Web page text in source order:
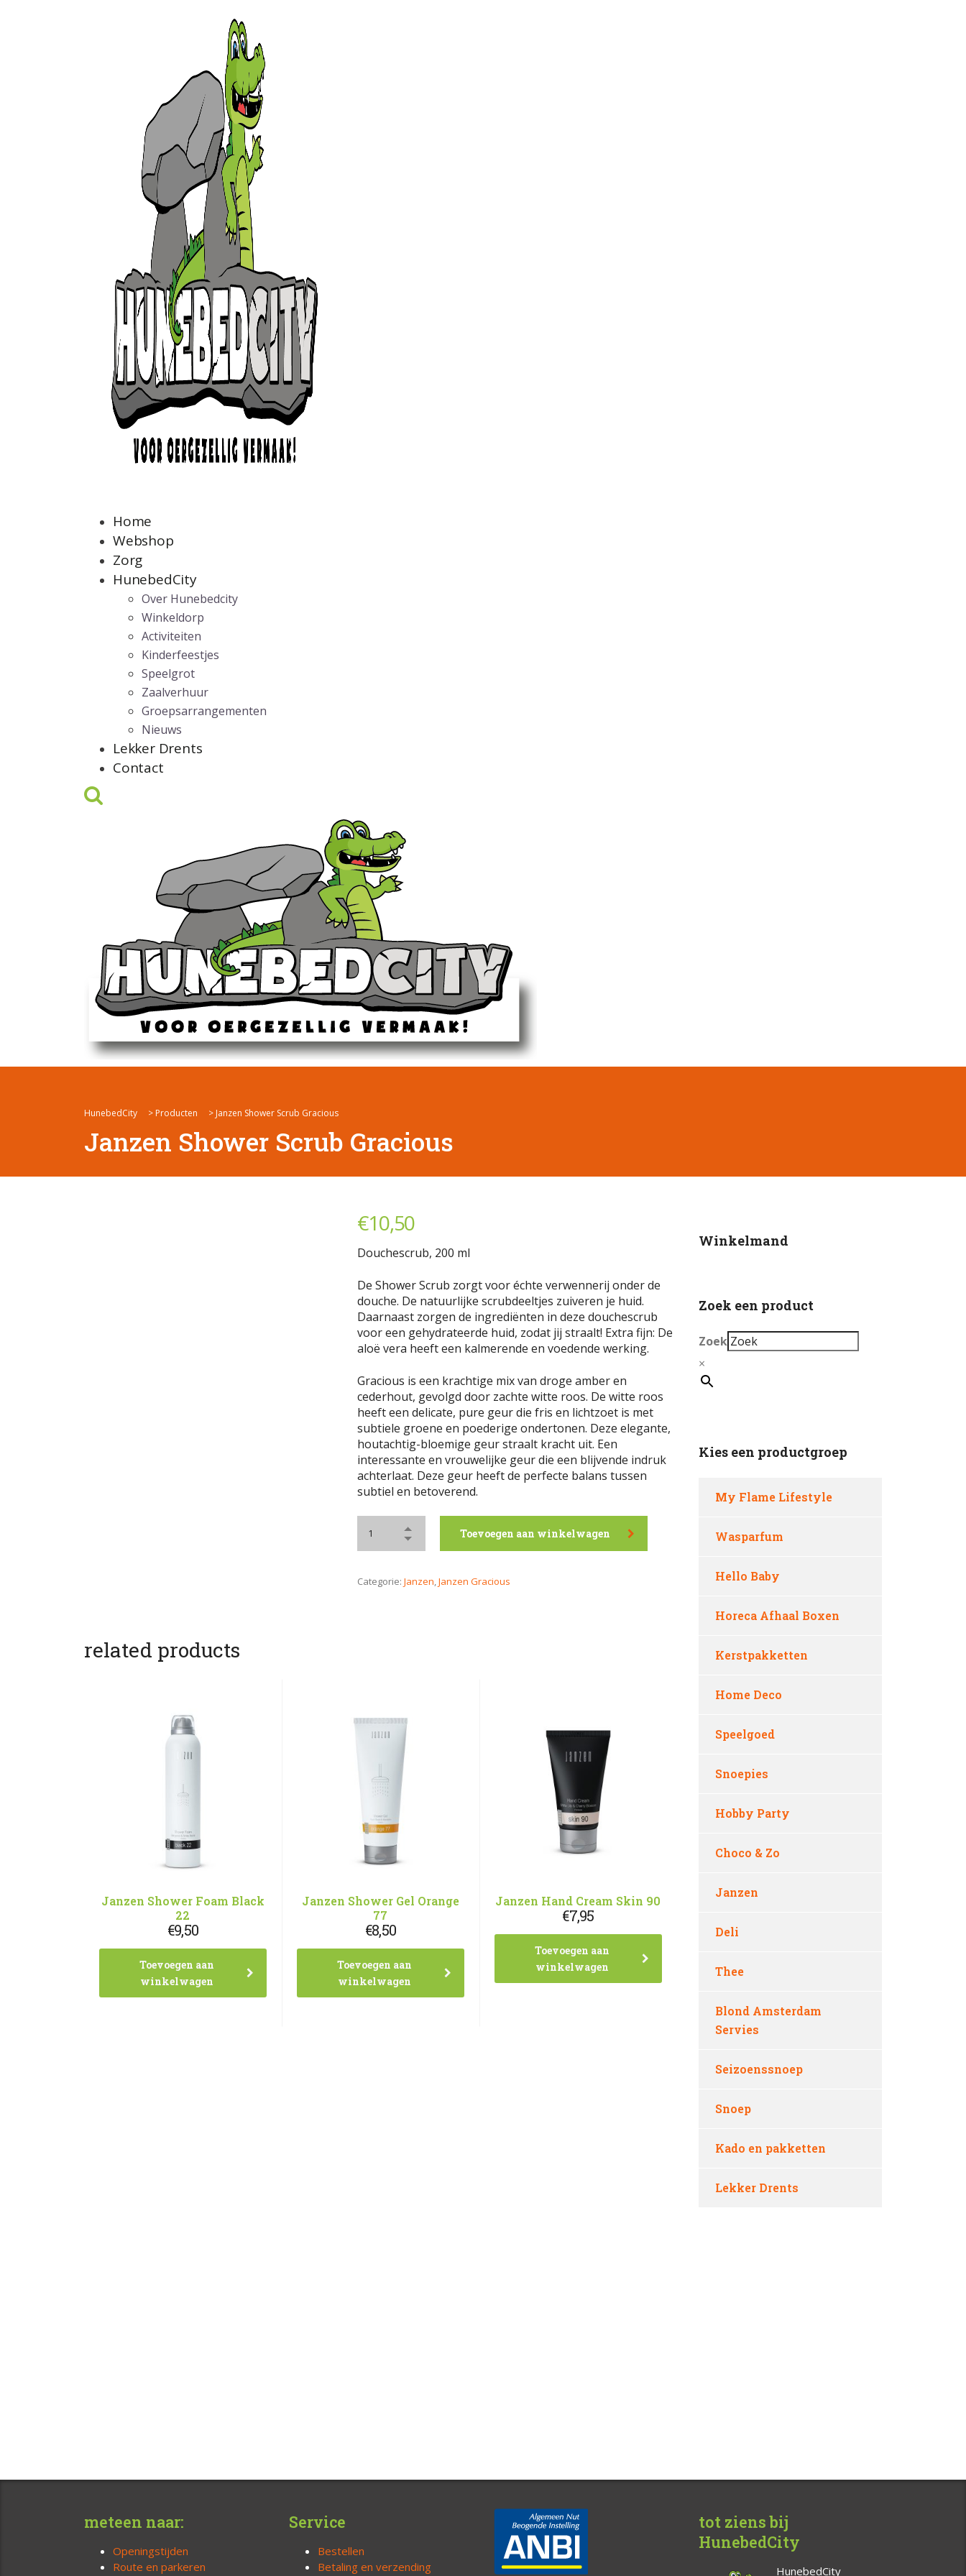
Home
Webshop
Zorg
HunebedCity
Over Hunebedcity
Winkeldorp
Activiteiten
Kinderfeestjes
Speelgrot
Zaalverhuur
Groepsarrangementen
Nieuws
Lekker Drents
Contact
HunebedCity > Producten > Janzen Shower Scrub Gracious
Janzen Shower Scrub Gracious
€10,50
Douchescrub, 200 ml
De Shower Scrub zorgt voor échte verwennerij onder de
douche. De natuurlijke scrubdeeltjes zuiveren je huid.
Daarnaast zorgen de ingrediënten in deze douchescrub
voor een gehydrateerde huid, zodat jij straalt! Extra fijn: De
aloë vera heeft een kalmerende en voedende werking.
Gracious is een krachtige mix van droge amber en
cederhout, gevolgd door zachte witte roos. De witte roos
heeft een delicate, pure geur die fris en lichtzoet is met
subtiele groene en poederige ondertonen. Deze elegante,
houtachtig-bloemige geur straalt kracht uit. Een
interessante en vrouwelijke geur die een blijvende indruk
achterlaat. Deze geur heeft de perfecte balans tussen
subtiel en betoverend.
Toevoegen aan winkelwagen
Categorie: Janzen,Janzen Gracious
related products
Janzen Shower Foam Black
22
€9,50
Toevoegen aan
winkelwagen
Janzen Shower Gel Orange
77
€8,50
Toevoegen aan
winkelwagen
Janzen Hand Cream Skin 90
€7,95
Toevoegen aan
winkelwagen
Winkelmand
Zoek een product
Zoek
×
Kies een productgroep
My Flame Lifestyle
Wasparfum
Hello Baby
Horeca Afhaal Boxen
Kerstpakketten
Home Deco
Speelgoed
Snoepies
Hobby Party
Choco & Zo
Janzen
Deli
Thee
Blond Amsterdam
Servies
Seizoenssnoep
Snoep
Kado en pakketten
Lekker Drents
meteen naar:
Openingstijden
Route en parkeren
Service
Bestellen
Betaling en verzending
tot ziens bij
HunebedCity
HunebedCity